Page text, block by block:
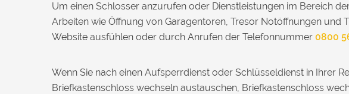
rufen. Techniker war schnell da, aber
das Ersatzteil (Zylinder) war nicht sofort
verfügbar. Kam am nächsten Tag.
Trotzdem zufrieden.
D Daniel W. aus Uster
Um einen Schlosser anzurufen oder Dienstleistungen im Bereich
Arbeiten wie Öffnung von Garagentoren, Tresor Notöffnungen
Website ausfühlen oder durch Anrufen der Telefonnummer 0800
Wenn Sie nach einen Aufsperrdienst oder Schlüsseldienst in Ihrer
Briefkastenschloss wechseln austauschen, Briefkastenschloss